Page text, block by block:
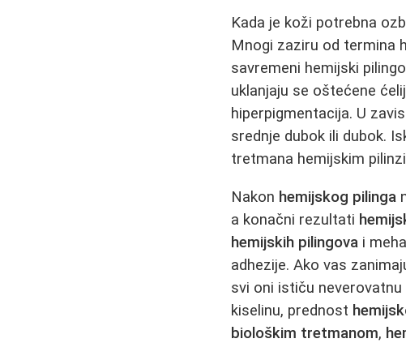
Kada je koži potrebna
Mnogi zaziru od termina
savremeni hemijski
uklanjaju se oštećene
hiperpigmentacija. U
srednje dubok ili dubok.
tretmana hemijskim
Nakon hemijskog pilinga
a konačni rezultati
hemijskih pilingova i
adhezije. Ako vas
svi oni ističu
kiselinu, prednost
biološkim tretmanom,